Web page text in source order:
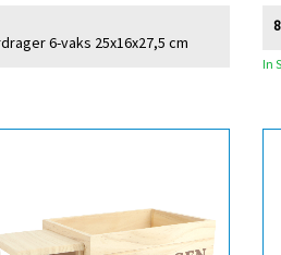
6-vaks 25x16x27,5 cm
In